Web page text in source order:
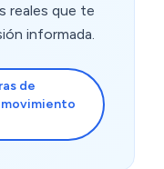
reales que te
informada.
de